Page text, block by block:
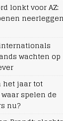
lonkt voor AZ:
wachten op
het jaar tot
spelen de
nu?